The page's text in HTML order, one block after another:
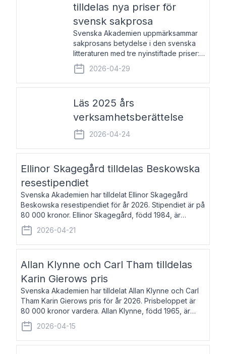
tilldelas nya priser för
svensk sakprosa
Svenska Akademien uppmärksammar
sakprosans betydelse i den svenska
litteraturen med tre nyinstiftade priser:
Svenska Akademiens pris till
framstående författare av svensk
sakprosa som i år går till Magnus
2026-04-29
Läs 2025 års
verksamhetsberättelse
2026-04-24
Ellinor Skagegård tilldelas Beskowska
resestipendiet
Svenska Akademien har tilldelat Ellinor Skagegård
Beskowska resestipendiet för år 2026. Stipendiet är på
80 000 kronor. Ellinor Skagegård, född 1984, är
författare, journalist och musiker. Hon skriver
återkommande för Svenska Dagbladet, Ups
2026-04-21
Allan Klynne och Carl Tham tilldelas
Karin Gierows pris
Svenska Akademien har tilldelat Allan Klynne och Carl
Tham Karin Gierows pris för år 2026. Prisbeloppet är
80 000 kronor vardera. Allan Klynne, född 1965, är
arkeolog, författare, översättare och fil.dr i antikens
kultur och samhällsliv. Ut
2026-04-15